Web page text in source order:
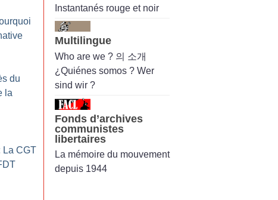
du
la
La CGT
Instantanés rouge et noir
Multilingue
Who are we ? 의 소개
¿Quiénes somos ? Wer
sind wir ?
Fonds d’archives
communistes
libertaires
La mémoire du mouvement
depuis 1944